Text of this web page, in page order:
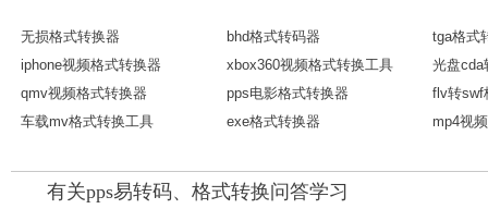
无损格式转换器
iphone视频格式转换器
qmv视频格式转换器
车载mv格式转换工具
bhd格式转码器
xbox360视频格式转换工具
pps电影格式转换器
exe格式转换器
tga格式
光盘cda
flv转swf
mp4视
有关pps易转码、格式转换问答学习